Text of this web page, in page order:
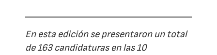
En esta edición se presentaron un total
de 163 candidaturas en las 10